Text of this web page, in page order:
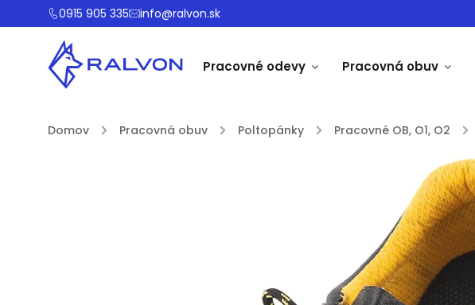
0915 905 335 info@ralvon.sk
Pracovné odevy Pracovná obuv
Domov / Pracovná obuv / Poltopánky / Pracovné OB, O1, O2 /